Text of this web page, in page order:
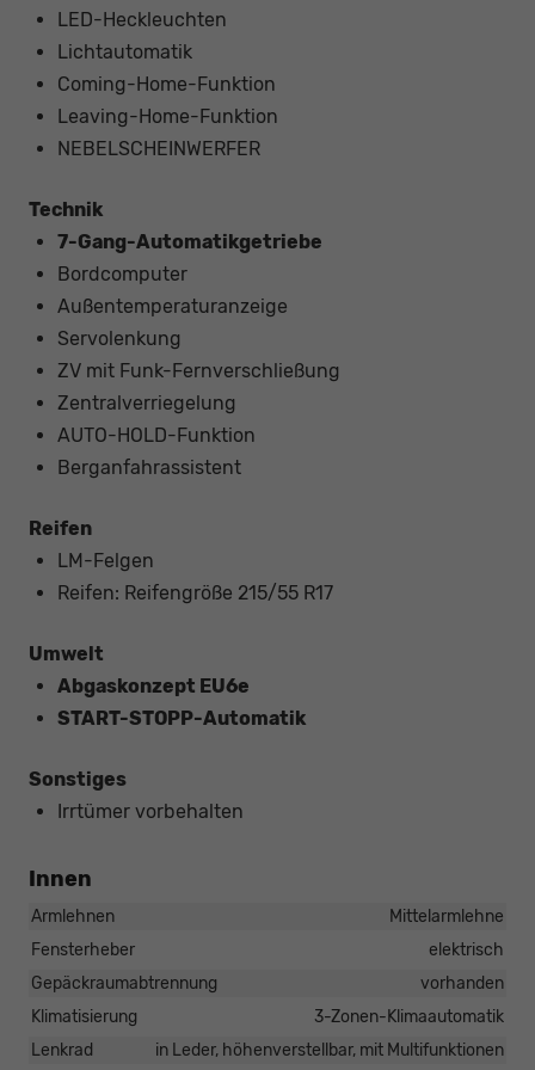
LED-Heckleuchten
Lichtautomatik
Coming-Home-Funktion
Leaving-Home-Funktion
NEBELSCHEINWERFER
Technik
7-Gang-Automatikgetriebe
Bordcomputer
Außentemperaturanzeige
Servolenkung
ZV mit Funk-Fernverschließung
Zentralverriegelung
AUTO-HOLD-Funktion
Berganfahrassistent
Reifen
LM-Felgen
Reifen: Reifengröße 215/55 R17
Umwelt
Abgaskonzept EU6e
START-STOPP-Automatik
Sonstiges
Irrtümer vorbehalten
Innen
Armlehnen
Mittelarmlehne
Fensterheber
elektrisch
Gepäckraumabtrennung
vorhanden
Klimatisierung
3-Zonen-Klimaautomatik
Lenkrad
in Leder, höhenverstellbar, mit Multifunktionen